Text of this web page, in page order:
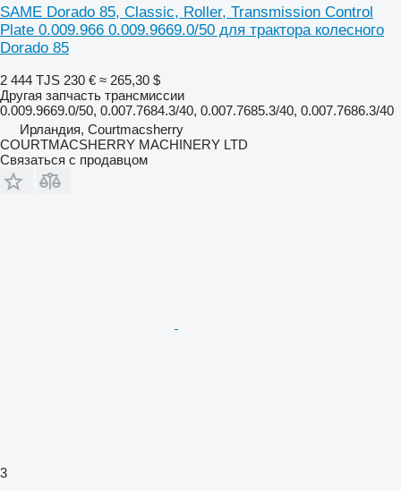
SAME Dorado 85, Classic, Roller, Transmission Control
Plate 0.009.966 0.009.9669.0/50 для трактора колесного
Dorado 85
2 444 TJS 230 € ≈ 265,30 $
Другая запчасть трансмиссии
0.009.9669.0/50, 0.007.7684.3/40, 0.007.7685.3/40, 0.007.7686.3/40
Ирландия, Courtmacsherry
COURTMACSHERRY MACHINERY LTD
Связаться с продавцом
3